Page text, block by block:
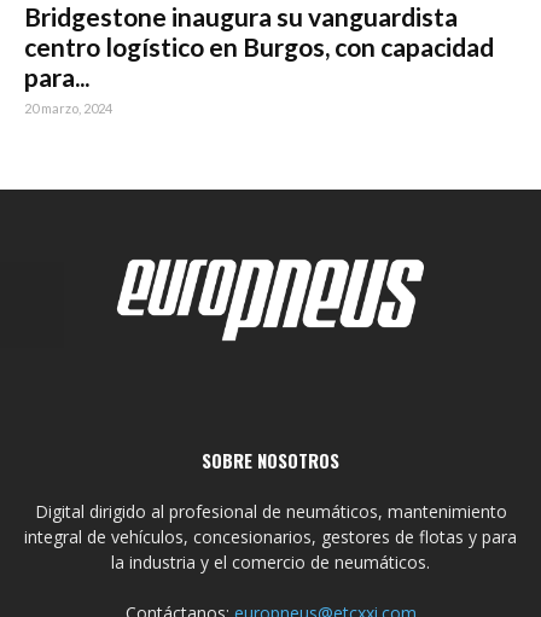
Bridgestone inaugura su vanguardista
centro logístico en Burgos, con capacidad
para...
20 marzo, 2024
SOBRE NOSOTROS
Digital dirigido al profesional de neumáticos, mantenimiento
integral de vehículos, concesionarios, gestores de flotas y para
la industria y el comercio de neumáticos.